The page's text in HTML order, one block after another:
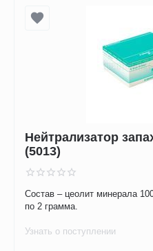
Нейтрализатор
(5013)
Состав – цеолит минерала
по 2 грамма.
Узнать о поступлении